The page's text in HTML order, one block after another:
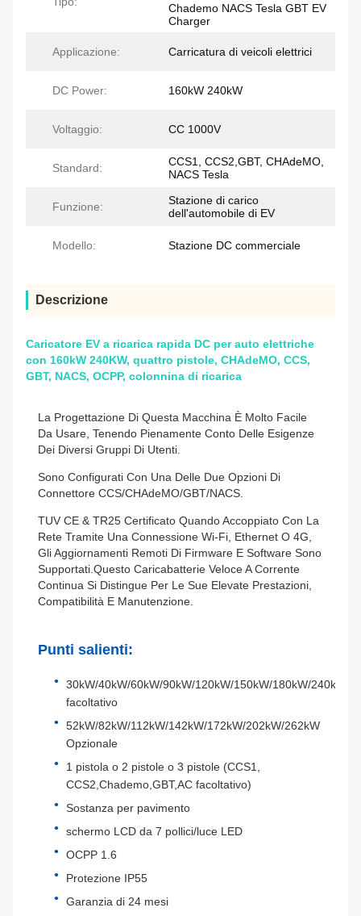
Chademo NACS Tesla GBT EV
Charger
Applicazione: Carricatura di veicoli elettrici
DC Power: 160kW 240kW
Voltaggio: CC 1000V
Standard:
CCS1, CCS2,GBT, CHAdeMO,
NACS Tesla
Funzione:
Stazione di carico
dell'automobile di EV
Modello: Stazione DC commerciale
Descrizione
Caricatore EV a ricarica rapida DC per auto elettriche
con 160kW 240KW, quattro pistole, CHAdeMO, CCS,
GBT, NACS, OCPP, colonnina di ricarica
La Progettazione Di Questa Macchina È Molto Facile
Da Usare, Tenendo Pienamente Conto Delle Esigenze
Dei Diversi Gruppi Di Utenti.
Sono Configurati Con Una Delle Due Opzioni Di
Connettore CCS/CHAdeMO/GBT/NACS.
TUV CE & TR25 Certificato Quando Accoppiato Con La
Rete Tramite Una Connessione Wi-Fi, Ethernet O 4G,
Gli Aggiornamenti Remoti Di Firmware E Software Sono
Supportati.Questo Caricabatterie Veloce A Corrente
Continua Si Distingue Per Le Sue Elevate Prestazioni,
Compatibilità E Manutenzione.
Punti salienti:
30kW/40kW/60kW/90kW/120kW/150kW/180kW/240kW
facoltativo
52kW/82kW/112kW/142kW/172kW/202kW/262kW
Opzionale
1 pistola o 2 pistole o 3 pistole (CCS1,
CCS2,Chademo,GBT,AC facoltativo)
Sostanza per pavimento
schermo LCD da 7 pollici/luce LED
OCPP 1.6
Protezione IP55
Garanzia di 24 mesi